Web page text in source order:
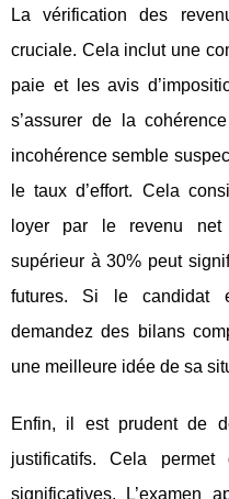
La vérification des
cruciale. Cela inclut une
paie et les avis
s’assurer de la
incohérence semble
le taux d’effort. Cela
loyer par le revenu net
supérieur à 30% peut
futures. Si le candidat
demandez des bilans
une meilleure idée de sa
Enfin, il est prudent de
justificatifs. Cela
significatives. L’examen